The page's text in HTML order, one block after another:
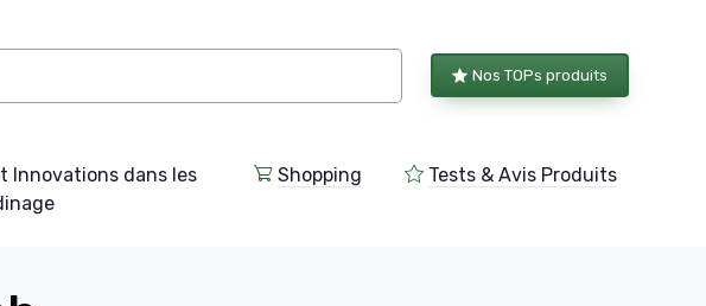
Nos TOPs produits
Innovations dans les
Shopping Tests & Avis Produits